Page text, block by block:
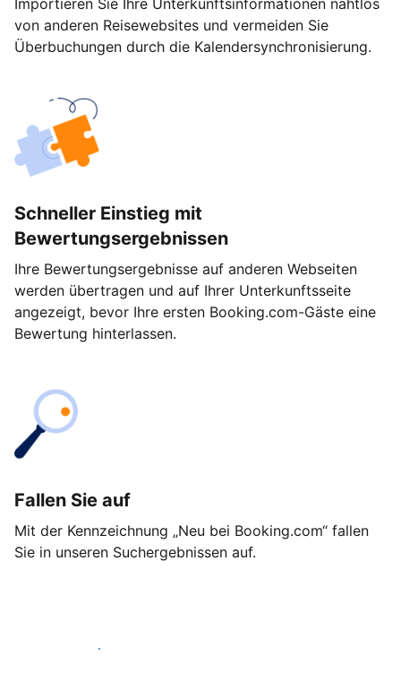
Importieren Sie Ihre Unterkunftsinformationen nahtlos
von anderen Reisewebsites und vermeiden Sie
Überbuchungen durch die Kalendersynchronisierung.
Schneller Einstieg mit
Bewertungsergebnissen
Ihre Bewertungsergebnisse auf anderen Webseiten
werden übertragen und auf Ihrer Unterkunftsseite
angezeigt, bevor Ihre ersten Booking.com-Gäste eine
Bewertung hinterlassen.
Fallen Sie auf
Mit der Kennzeichnung „Neu bei Booking.com“ fallen
Sie in unseren Suchergebnissen auf.
Noch heute loslegen